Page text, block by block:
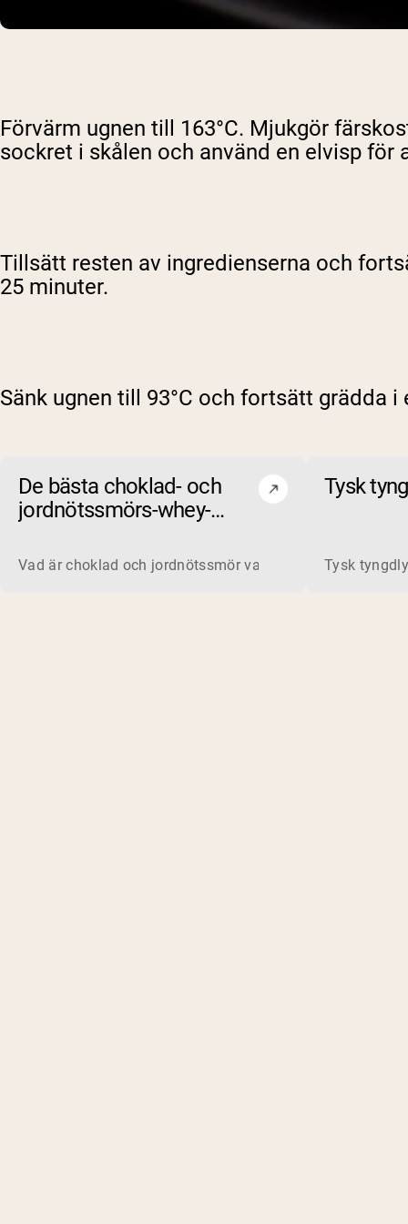
Förvärm ugnen till 163°C. Mjukgör
sockret i skålen och använd en elvisp för
Tillsätt resten av ingredienserna och
25 minuter.
Sänk ugnen till 93°C och fortsätt grädda
De bästa choklad- och
jordnötssmörs-whey-
Vad är choklad och jordnötssmör vassleprotein?
Tysk
Tysk